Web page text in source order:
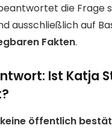
die Frage
ausschließlich auf
Fakten.
Ist Katja
öffentlich